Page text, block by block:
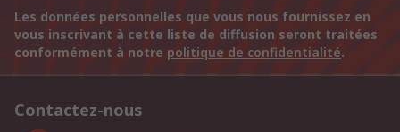
Les données personnelles que vous nous fournissez en
vous inscrivant à cette liste de diffusion seront traitées
conformément à notre politique de confidentialité.
Contactez-nous